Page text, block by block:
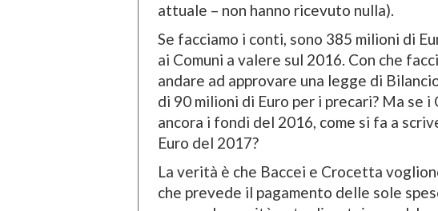
attuale – non hanno ricevuto nulla).
Se facciamo i conti, sono 385 milioni di
ai Comuni a valere sul 2016. Con che
andare ad approvare una legge di
di 90 milioni di Euro per i precari? Ma se
ancora i fondi del 2016, come si fa a
Euro del 2017?
La verità è che Baccei e Crocetta
che prevede il pagamento delle sole